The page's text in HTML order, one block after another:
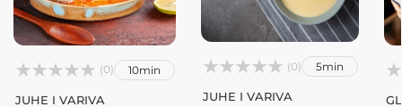


 (0) 10min
JUHE I VARIVA


 (0) 5min
JUHE I VARIVA